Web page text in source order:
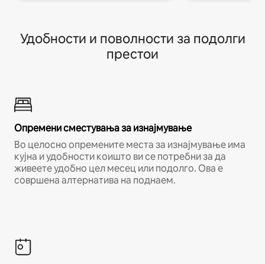
Удобности и поволности за подолги
престои
Опремени сместувања за изнајмување
Во целосно опремените места за изнајмување има
кујна и удобности коишто ви се потребни за да
живеете удобно цел месец или подолго. Ова е
совршена алтернатива на поднаем.